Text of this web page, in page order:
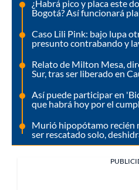
¿Habrá pico y placa este
Bogotá? Así funcionará
Caso Lili Pink: bajo lupa
presunto contrabando y
Relato de Milton Mesa,
Sur, tras ser liberado en
Así puede participar en
que habrá hoy por el
Murió hipopótamo recién
ser rescatado solo,